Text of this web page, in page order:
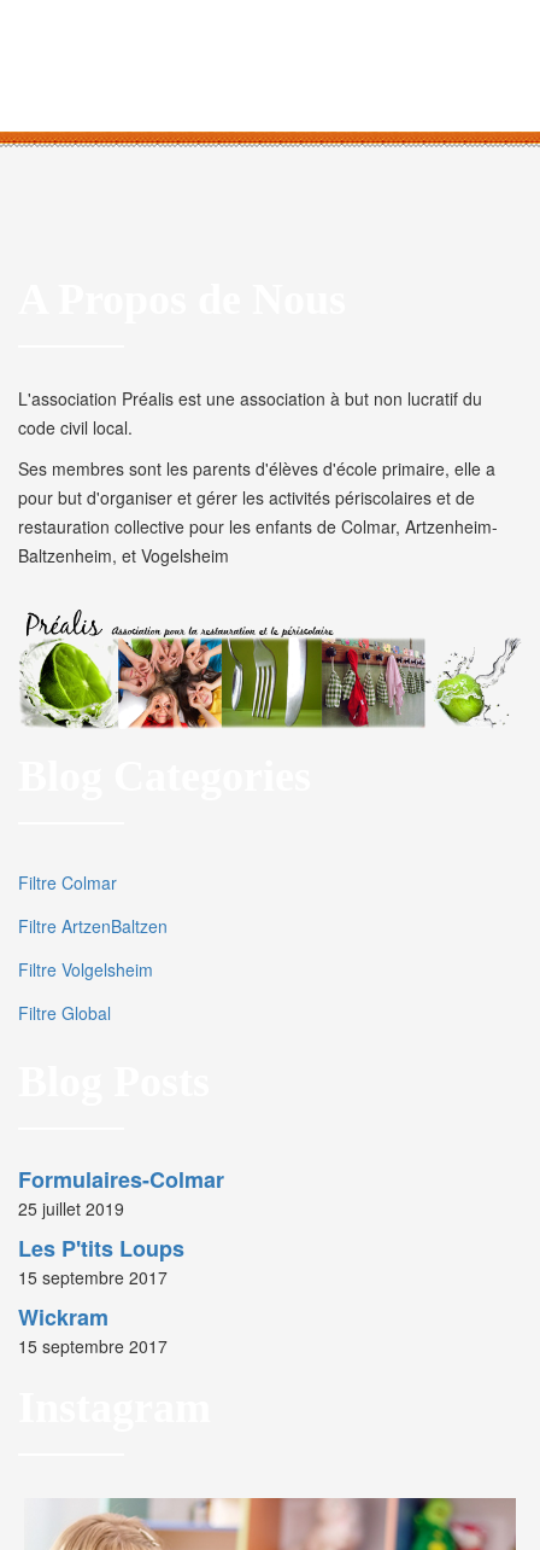
L'association Préalis est une association à but non lucratif du
code civil local.
Ses membres sont les parents d'élèves d'école primaire, elle a
pour but d'organiser et gérer les activités périscolaires et de
restauration collective pour les enfants de Colmar, Artzenheim-
Baltzenheim, et Vogelsheim
Filtre Colmar
Filtre ArtzenBaltzen
Filtre Volgelsheim
Filtre Global
Formulaires-Colmar
25 juillet 2019
Les P'tits Loups
15 septembre 2017
Wickram
15 septembre 2017